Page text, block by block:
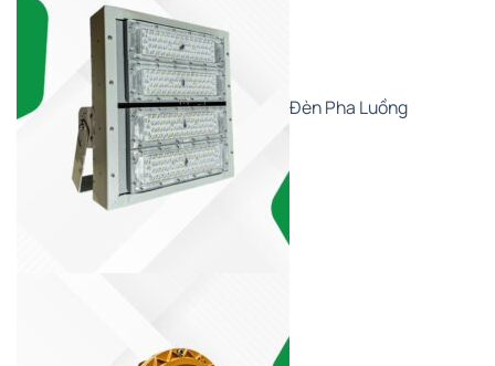
Đèn Pha Luồng